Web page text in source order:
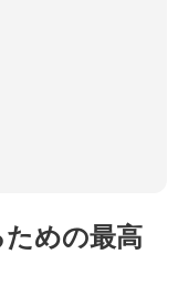
めの最高